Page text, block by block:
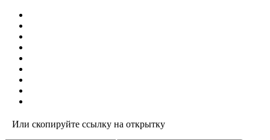
Или скопируйте ссылку на открытку